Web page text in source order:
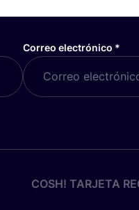
Correo electrónico *
COSH! TARJETA